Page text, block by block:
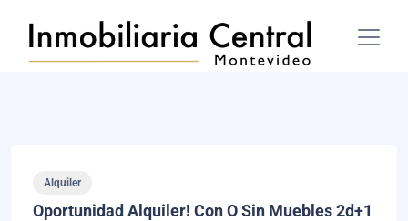
Alquiler
Oportunidad Alquiler! Con O Sin Muebles 2d+1